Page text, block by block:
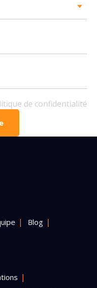
de confidentialité
Blog